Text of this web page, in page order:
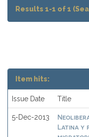
Results 1-1 of 1
Item hits:
Issue Date Title
5-Dec-2013
Latina y